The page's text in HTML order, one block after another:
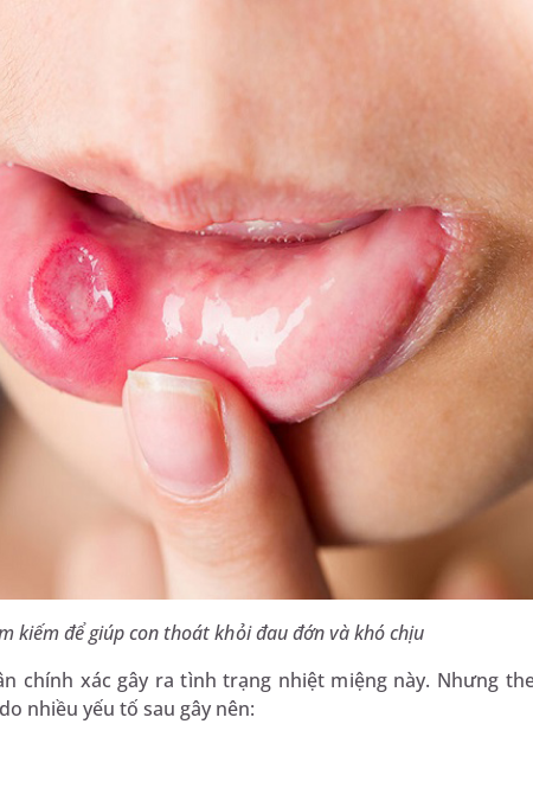
kiếm để giúp con thoát khỏi đau đớn và khó chịu
chính xác gây ra tình trạng nhiệt miệng này. Nhưng
nhiều yếu tố sau gây nên: